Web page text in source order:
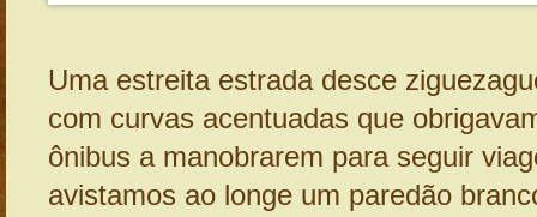
Uma estreita estrada desce
com curvas acentuadas que
ônibus a manobrarem para seguir
avistamos ao longe um paredão